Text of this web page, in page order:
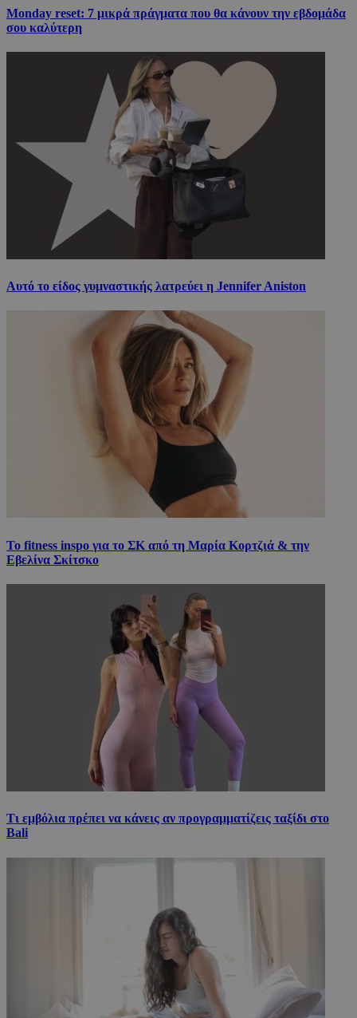
Monday reset: 7 μικρά πράγματα που θα κάνουν την εβδομάδα
σου καλύτερη
Αυτό το είδος γυμναστικής λατρεύει η Jennifer Aniston
Το fitness inspo για το ΣΚ από τη Μαρία Κορτζιά & την
Εβελίνα Σκίτσκο
Τι εμβόλια πρέπει να κάνεις αν προγραμματίζεις ταξίδι στο
Bali